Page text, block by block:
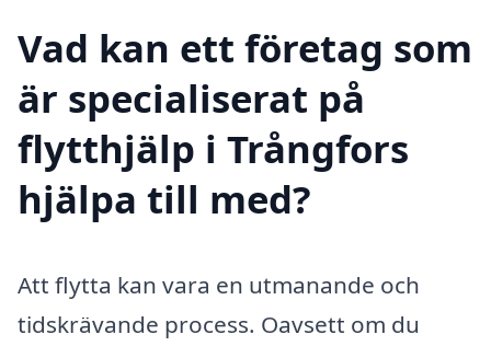
Vad kan ett företag som
är specialiserat på
flytthjälp i Trångfors
hjälpa till med?
Att flytta kan vara en utmanande och
tidskrävande process. Oavsett om du